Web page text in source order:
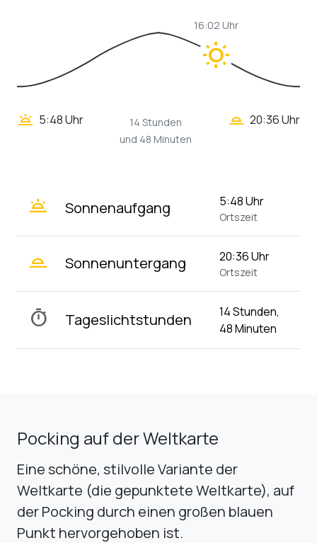
wb_sunny
16:02 Uhr
wb_twilight 5:48 Uhr
14 Stunden
und 48 Minuten
wb_twilight_2 20:36 Uhr
wb_twilight Sonnenaufgang 5:48 Uhr
Ortszeit
wb_twilight_2 Sonnenuntergang 20:36 Uhr
Ortszeit
timer Tageslichtstunden
14 Stunden,
48 Minuten
Pocking auf der Weltkarte
Eine schöne, stilvolle Variante der
Weltkarte (die gepunktete Weltkarte), auf
der Pocking durch einen großen blauen
Punkt hervorgehoben ist.